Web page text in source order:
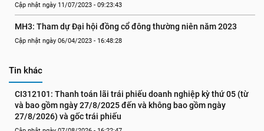
Cập nhật ngày 11/07/2023 - 09:23:43
MH3: Tham dự Đại hội đồng cổ đông thường niên năm 2023
Cập nhật ngày 06/04/2023 - 16:48:28
Tin khác
CI312101: Thanh toán lãi trái phiếu doanh nghiệp kỳ thứ 05 (từ
và bao gồm ngày 27/8/2025 đến và không bao gồm ngày
27/8/2026) và gốc trái phiếu